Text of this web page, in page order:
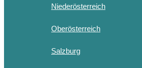
Niederösterreich
Oberösterreich
Salzburg